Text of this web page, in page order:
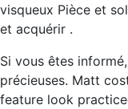
visqueux Pièce et
et acquérir .
Si vous êtes
précieuses. Matt
feature look